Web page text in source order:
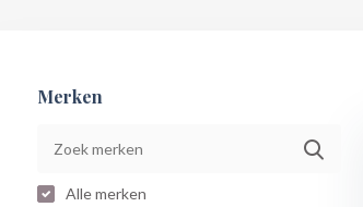
Merken
Alle merken